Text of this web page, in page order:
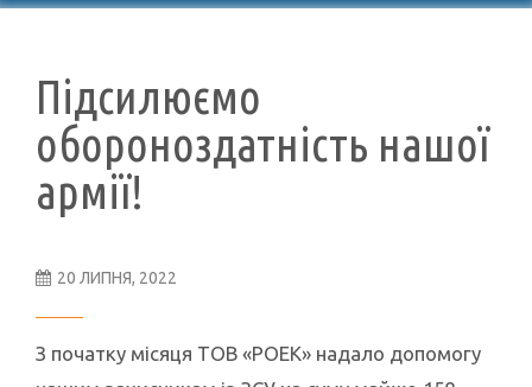
Підсилюємо
обороноздатність нашої
армії!
20 ЛИПНЯ, 2022
З початку місяця ТОВ «РОЕК» надало допомогу